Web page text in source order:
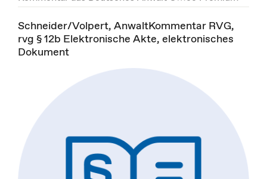
Schneider/Volpert, AnwaltKommentar RVG,
rvg § 12b Elektronische Akte, elektronisches
Dokument